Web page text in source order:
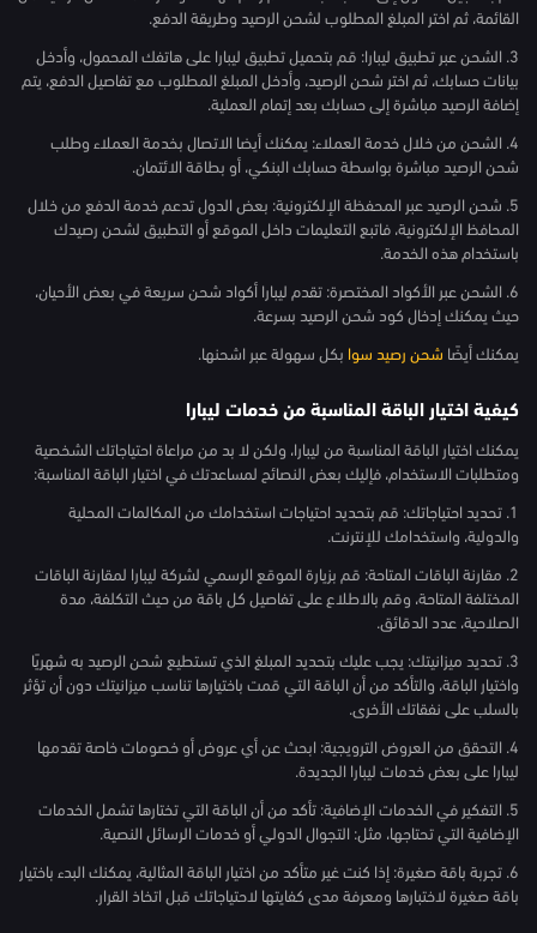
القائمة، ثم اختر المبلغ المطلوب لشحن الرصيد وطريقة الدفع.
3. الشحن عبر تطبيق ليبارا: قم بتحميل تطبيق ليبارا على هاتفك المحمول، وأدخل
بيانات حسابك، ثم اختر شحن الرصيد، وأدخل المبلغ المطلوب مع تفاصيل الدفع، يتم
إضافة الرصيد مباشرة إلى حسابك بعد إتمام العملية.
4. الشحن من خلال خدمة العملاء: يمكنك أيضا الاتصال بخدمة العملاء وطلب
شحن الرصيد مباشرة بواسطة حسابك البنكي، أو بطاقة الائتمان.
5. شحن الرصيد عبر المحفظة الإلكترونية: بعض الدول تدعم خدمة الدفع من خلال
المحافظ الإلكترونية، فاتبع التعليمات داخل الموقع أو التطبيق لشحن رصيدك
باستخدام هذه الخدمة.
6. الشحن عبر الأكواد المختصرة: تقدم ليبارا أكواد شحن سريعة في بعض الأحيان،
حيث يمكنك إدخال كود شحن الرصيد بسرعة.
يمكنك أيضًا شحن رصيد سوا بكل سهولة عبر اشحنها.
كيفية اختيار الباقة المناسبة من خدمات ليبارا
يمكنك اختيار الباقة المناسبة من ليبارا، ولكن لا بد من مراعاة احتياجاتك الشخصية
ومتطلبات الاستخدام، فإليك بعض النصائح لمساعدتك في اختيار الباقة المناسبة:
1. تحديد احتياجاتك: قم بتحديد احتياجات استخدامك من المكالمات المحلية
والدولية، واستخدامك للإنترنت.
2. مقارنة الباقات المتاحة: قم بزيارة الموقع الرسمي لشركة ليبارا لمقارنة الباقات
المختلفة المتاحة، وقم بالاطلاع على تفاصيل كل باقة من حيث التكلفة، مدة
الصلاحية، عدد الدقائق.
3. تحديد ميزانيتك: يجب عليك بتحديد المبلغ الذي تستطيع شحن الرصيد به شهريًا
واختيار الباقة، والتأكد من أن الباقة التي قمت باختيارها تناسب ميزانيتك دون أن تؤثر
بالسلب على نفقاتك الأخرى.
4. التحقق من العروض الترويجية: ابحث عن أي عروض أو خصومات خاصة تقدمها
ليبارا على بعض خدمات ليبارا الجديدة.
5. التفكير في الخدمات الإضافية: تأكد من أن الباقة التي تختارها تشمل الخدمات
الإضافية التي تحتاجها، مثل: التجوال الدولي أو خدمات الرسائل النصية.
6. تجربة باقة صغيرة: إذا كنت غير متأكد من اختيار الباقة المثالية، يمكنك البدء باختيار
باقة صغيرة لاختبارها ومعرفة مدى كفايتها لاحتياجاتك قبل اتخاذ القرار.